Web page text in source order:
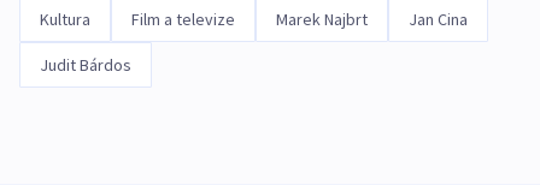
Kultura Film a televize Marek Najbrt Jan Cina
Judit Bárdos